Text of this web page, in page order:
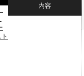
内容